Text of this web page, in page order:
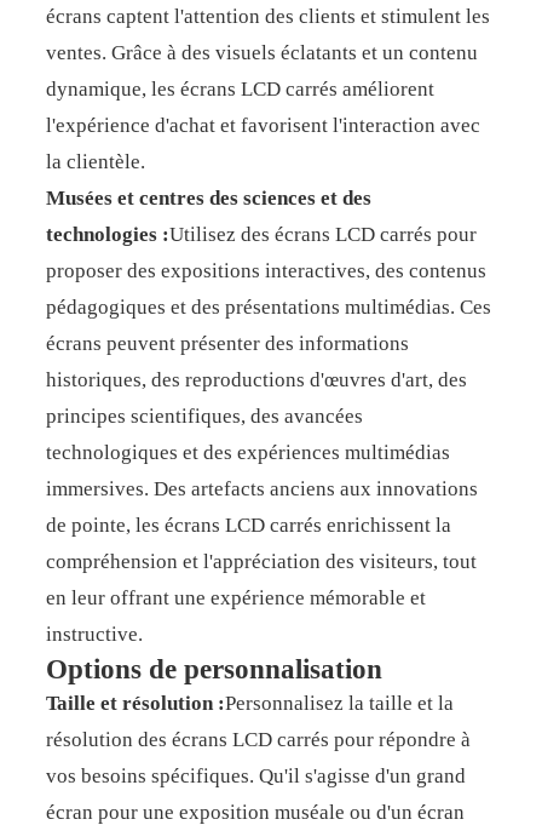
écrans captent l'attention des clients et stimulent les
ventes. Grâce à des visuels éclatants et un contenu
dynamique, les écrans LCD carrés améliorent
l'expérience d'achat et favorisent l'interaction avec
la clientèle.
Musées et centres des sciences et des
technologies :Utilisez des écrans LCD carrés pour
proposer des expositions interactives, des contenus
pédagogiques et des présentations multimédias. Ces
écrans peuvent présenter des informations
historiques, des reproductions d'œuvres d'art, des
principes scientifiques, des avancées
technologiques et des expériences multimédias
immersives. Des artefacts anciens aux innovations
de pointe, les écrans LCD carrés enrichissent la
compréhension et l'appréciation des visiteurs, tout
en leur offrant une expérience mémorable et
instructive.
Options de personnalisation
Taille et résolution :Personnalisez la taille et la
résolution des écrans LCD carrés pour répondre à
vos besoins spécifiques. Qu'il s'agisse d'un grand
écran pour une exposition muséale ou d'un écran